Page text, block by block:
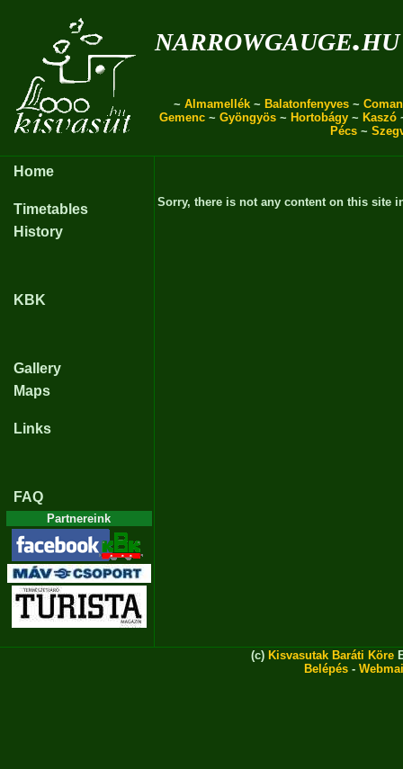
narrowgauge.hu
~ Almamellék ~ Balatonfenyves ~
Gemenc ~ Gyöngyös ~ Hortobágy ~ Kaszó
Pécs ~
Home
Timetables
History
KBK
Gallery
Maps
Links
FAQ
Partnereink
Sorry, there is not any content on this site
(c) Kisvasutak Baráti Köre
Belépés -